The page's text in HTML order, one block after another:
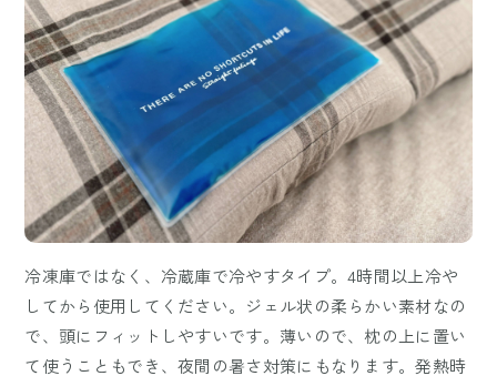
冷凍庫ではなく、冷蔵庫で冷やすタイプ。4時間以上冷や
してから使用してください。ジェル状の柔らかい素材なの
で、頭にフィットしやすいです。薄いので、枕の上に置い
て使うこともでき、夜間の暑さ対策にもなります。発熱時